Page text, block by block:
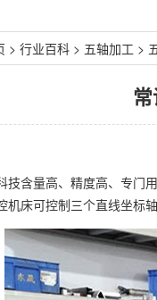
> 行业百科 > 五轴加工 >
技含量高、精度高、专门
机床可控制三个直线坐标